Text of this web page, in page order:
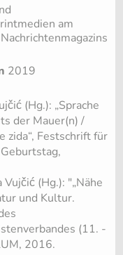
am
2019
(Hg.): „Sprache
der Mauer(n) /
zida“, Festschrift für
(Hg.): "„Nähe
und Kultur.
(11. -
2016.